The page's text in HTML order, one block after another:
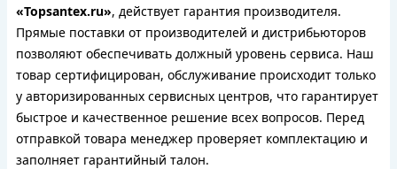
«Topsantex.ru», действует гарантия производителя.
Прямые поставки от производителей и дистрибьюторов
позволяют обеспечивать должный уровень сервиса. Наш
товар сертифицирован, обслуживание происходит только
у авторизированных сервисных центров, что гарантирует
быстрое и качественное решение всех вопросов. Перед
отправкой товара менеджер проверяет комплектацию и
заполняет гарантийный талон.